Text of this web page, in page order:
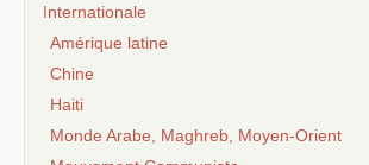
Internationale
Amérique latine
Chine
Haiti
Monde Arabe, Maghreb, Moyen-Orient